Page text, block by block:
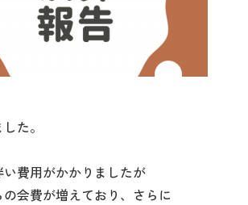
た。
費用がかかりましたが
会費が増えており、さらに